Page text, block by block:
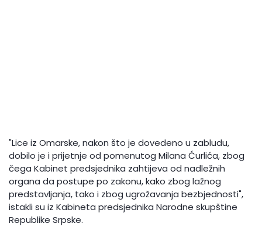
"Lice iz Omarske, nakon što je dovedeno u zabludu,
dobilo je i prijetnje od pomenutog Milana Ćurlića, zbog
čega Kabinet predsjednika zahtijeva od nadležnih
organa da postupe po zakonu, kako zbog lažnog
predstavljanja, tako i zbog ugrožavanja bezbjednosti",
istakli su iz Kabineta predsjednika Narodne skupštine
Republike Srpske.